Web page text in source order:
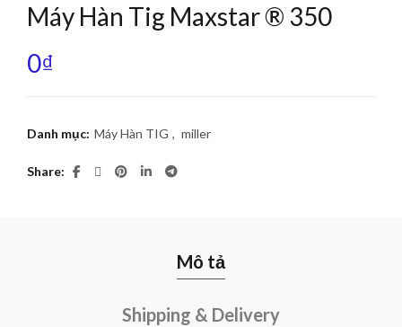
Máy Hàn Tig Maxstar ® 350
0₫
Danh mục: Máy Hàn TIG , miller
Share
Mô tả
Shipping & Delivery